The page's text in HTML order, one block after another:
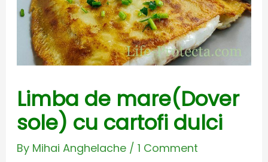
Limba de mare(Dover
sole) cu cartofi dulci
By Mihai Anghelache / 1 Comment